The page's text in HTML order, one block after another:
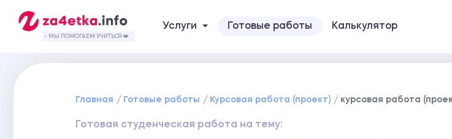
- МЫ ПОМОГАЕМ УЧИТЬСЯ ❤️
Услуги Готовые работы Калькулятор
Главная Готовые работы Курсовая работа (проект) курсовая работа
Готовая студенческая работа на тему: